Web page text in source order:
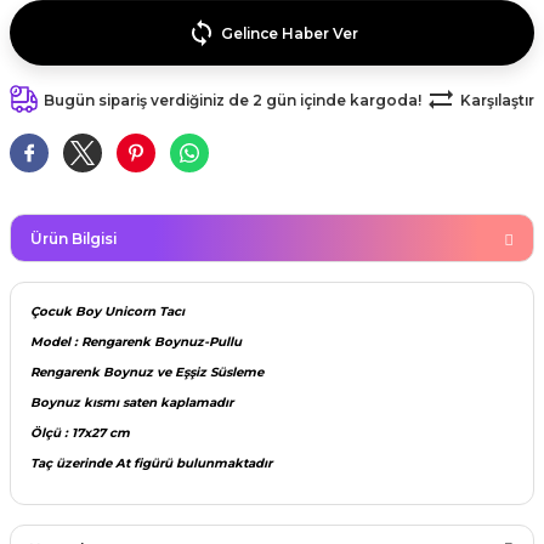
Veda Parti Malzemeleri
Süsleri (Halloween)
Günü
dişim
Maskeleri
modelleri (süslü
Malzemeleri
Taş Baskı Ürünleri
Ürünleri
Gelince Haber Ver
Bugün sipariş verdiğiniz de 2 gün içinde kargoda! Karşılaştır
Ürün Bilgisi
Çocuk Boy Unicorn Tacı
Model : Rengarenk Boynuz-Pullu
Rengarenk Boynuz ve Eşşiz Süsleme
Boynuz kısmı saten kaplamadır
Ölçü : 17x27 cm
Taç üzerinde At figürü bulunmaktadır